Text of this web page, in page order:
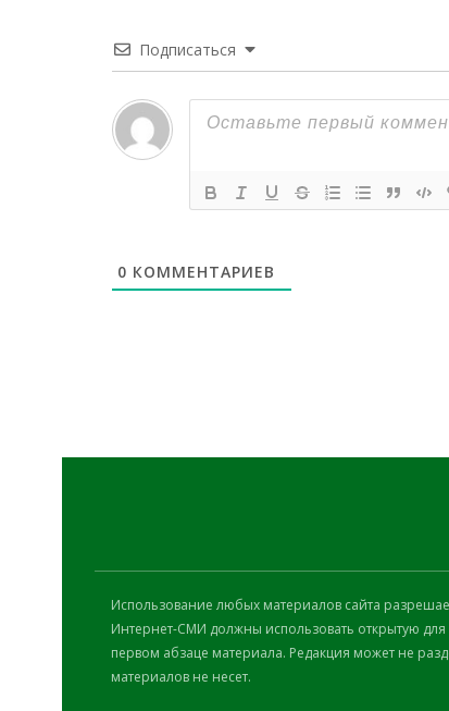
Подписаться
0 КОММЕНТАРИЕВ
Использование любых материалов сайта
Интернет-СМИ должны использовать открытую
первом абзаце материала. Редакция может не
материалов не несет.